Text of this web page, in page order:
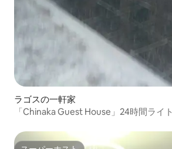
ラゴスの一軒家
「Chinaka Guest House」24時間ライト